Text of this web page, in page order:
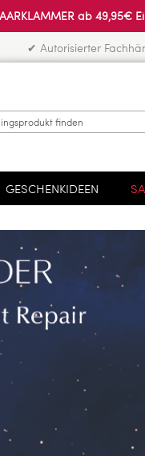
ab
✔ Autorisierter
GESCHENKIDEEN